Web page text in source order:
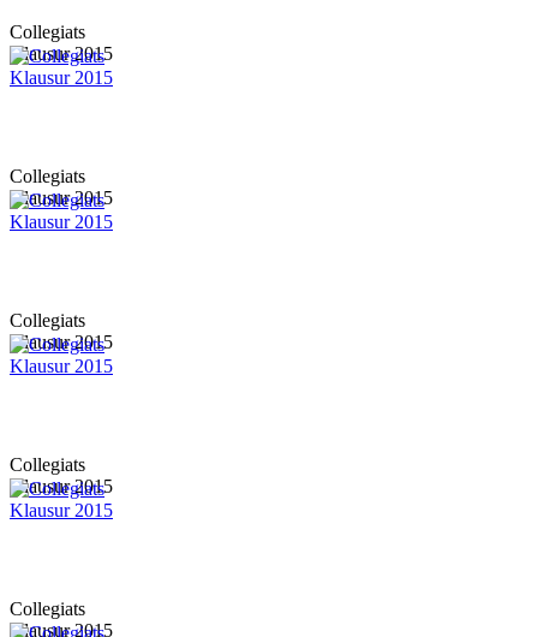
Collegiats
Klausur 2015
Collegiats
Klausur 2015
Collegiats
Klausur 2015
Collegiats
Klausur 2015
Collegiats
Klausur 2015